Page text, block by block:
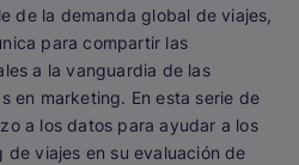
de la demanda global de viajes,
para compartir las
a la vanguardia de las
en marketing. En esta serie de
a los datos para ayudar a los
viajes en su evaluación de